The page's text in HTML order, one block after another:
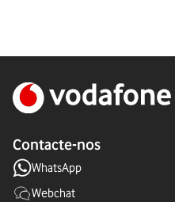
Contacte-nos
WhatsApp
Webchat